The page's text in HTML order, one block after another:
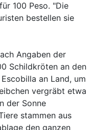
100 Peso. "Die
bestellen sie
Angaben der
Schildkröten an den
an Land, um
vergräbt etwa
der Sonne
stammen aus
den ganzen